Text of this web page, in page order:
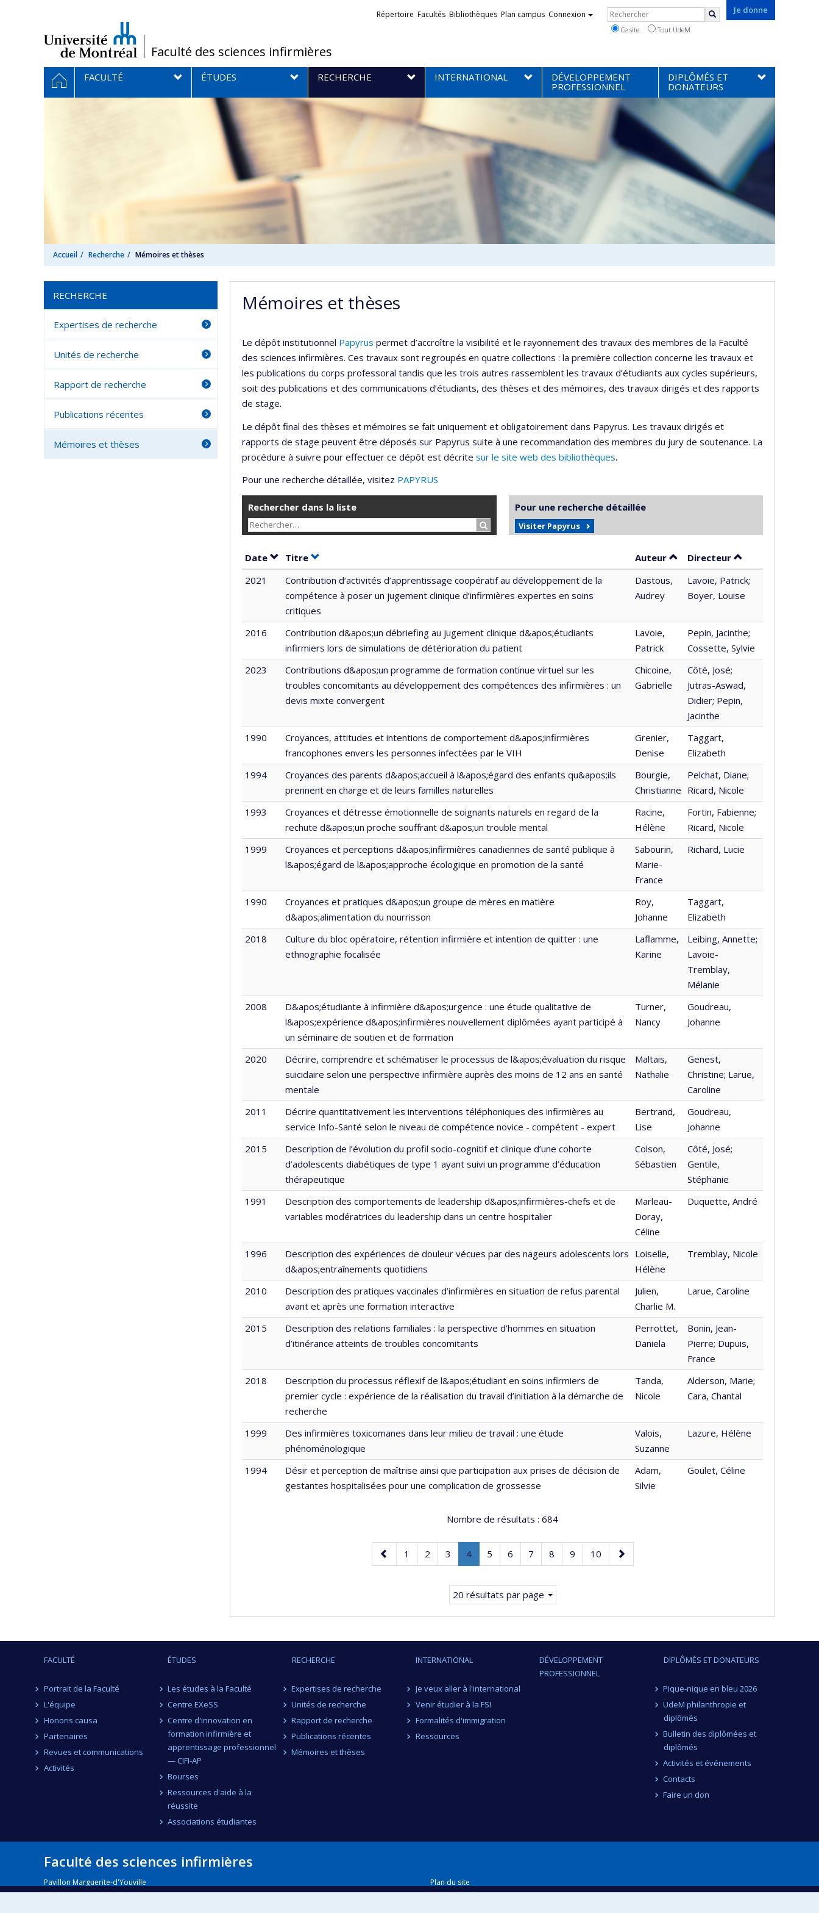
/Faculté des sciences infirmières
Je donne
Liens
Répertoire Facultés Bibliothèques Plan campus Connexion Rechercher
Ce site Tout UdeM
Navigation
principale
ACCUEIL
FACULTÉ ÉTUDES RECHERCHE INTERNATIONAL
DÉVELOPPEMENT
PROFESSIONNEL
DIPLÔMÉS ET
DONATEURS
Accueil Recherche Mémoires et thèses
Mémoires et thèses
Le dépôt institutionnel Papyrus permet d’accroître la visibilité et le rayonnement des travaux des membres de la Faculté
des sciences infirmières. Ces travaux sont regroupés en quatre collections : la première collection concerne les travaux et
les publications du corps professoral tandis que les trois autres rassemblent les travaux d’étudiants aux cycles supérieurs,
soit des publications et des communications d’étudiants, des thèses et des mémoires, des travaux dirigés et des rapports
de stage.
Le dépôt final des thèses et mémoires se fait uniquement et obligatoirement dans Papyrus. Les travaux dirigés et
rapports de stage peuvent être déposés sur Papyrus suite à une recommandation des membres du jury de soutenance. La
procédure à suivre pour effectuer ce dépôt est décrite sur le site web des bibliothèques.
Pour une recherche détaillée, visitez PAPYRUS
Rechercher dans la liste
Rechercher…
Pour une recherche détaillée
Visiter Papyrus
Date Trier par date en ordre croissant
Titre Trier par titre en ordre croissant Auteur Trier par auteur en ordre
Directeur par contributeur
2021
Contribution d’activités d’apprentissage coopératif au développement de la
compétence à poser un jugement clinique d’infirmières expertes en soins
critiques
Dastous,
Audrey
Lavoie, Patrick;
Boyer, Louise
2016
Contribution d&apos;un débriefing au jugement clinique d&apos;étudiants
infirmiers lors de simulations de détérioration du patient
Lavoie,
Patrick
Pepin, Jacinthe;
Cossette, Sylvie
2023
Contributions d&apos;un programme de formation continue virtuel sur les
troubles concomitants au développement des compétences des infirmières : un
devis mixte convergent
Chicoine,
Gabrielle
Côté, José;
Jutras-Aswad,
Didier; Pepin,
Jacinthe
1990
Croyances, attitudes et intentions de comportement d&apos;infirmières
francophones envers les personnes infectées par le VIH
Grenier,
Denise
Taggart,
Elizabeth
1994
Croyances des parents d&apos;accueil à l&apos;égard des enfants qu&apos;ils
prennent en charge et de leurs familles naturelles
Bourgie,
Christianne
Pelchat, Diane;
Ricard, Nicole
1993
Croyances et détresse émotionnelle de soignants naturels en regard de la
rechute d&apos;un proche souffrant d&apos;un trouble mental
Racine,
Hélène
Fortin, Fabienne;
Ricard, Nicole
1999
Croyances et perceptions d&apos;infirmières canadiennes de santé publique à
l&apos;égard de l&apos;approche écologique en promotion de la santé
Sabourin,
Marie-
France
Richard, Lucie
1990
Croyances et pratiques d&apos;un groupe de mères en matière
d&apos;alimentation du nourrisson
Roy,
Johanne
Taggart,
Elizabeth
2018
Culture du bloc opératoire, rétention infirmière et intention de quitter : une
ethnographie focalisée
Laflamme,
Karine
Leibing, Annette;
Lavoie-
Tremblay,
Mélanie
2008
D&apos;étudiante à infirmière d&apos;urgence : une étude qualitative de
l&apos;expérience d&apos;infirmières nouvellement diplômées ayant participé à
un séminaire de soutien et de formation
Turner,
Nancy
Goudreau,
Johanne
2020
Décrire, comprendre et schématiser le processus de l&apos;évaluation du risque
suicidaire selon une perspective infirmière auprès des moins de 12 ans en santé
mentale
Maltais,
Nathalie
Genest,
Christine; Larue,
Caroline
2011
Décrire quantitativement les interventions téléphoniques des infirmières au
service Info-Santé selon le niveau de compétence novice - compétent - expert
Bertrand,
Lise
Goudreau,
Johanne
2015
Description de l’évolution du profil socio-cognitif et clinique d’une cohorte
d’adolescents diabétiques de type 1 ayant suivi un programme d’éducation
thérapeutique
Colson,
Sébastien
Côté, José;
Gentile,
Stéphanie
1991
Description des comportements de leadership d&apos;infirmières-chefs et de
variables modératrices du leadership dans un centre hospitalier
Marleau-
Doray,
Céline
Duquette, André
1996
Description des expériences de douleur vécues par des nageurs adolescents lors
d&apos;entraînements quotidiens
Loiselle,
Hélène
Tremblay, Nicole
2010
Description des pratiques vaccinales d’infirmières en situation de refus parental
avant et après une formation interactive
Julien,
Charlie M.
Larue, Caroline
2015
Description des relations familiales : la perspective d’hommes en situation
d’itinérance atteints de troubles concomitants
Perrottet,
Daniela
Bonin, Jean-
Pierre; Dupuis,
France
2018
Description du processus réflexif de l&apos;étudiant en soins infirmiers de
premier cycle : expérience de la réalisation du travail d’initiation à la démarche de
recherche
Tanda,
Nicole
Alderson, Marie;
Cara, Chantal
1999
Des infirmières toxicomanes dans leur milieu de travail : une étude
phénoménologique
Valois,
Suzanne
Lazure, Hélène
1994
Désir et perception de maîtrise ainsi que participation aux prises de décision de
gestantes hospitalisées pour une complication de grossesse
Adam,
Silvie
Goulet, Céline
Nombre de résultats : 684
Page
précédente
Page
1 Page
2 Page
3 Page
4.
Page
courante.
Page
5 Page
6 Page
7 Page
8 Page
9 Page
10
Page
suivante
20 résultats par page
RECHERCHE
Expertises de recherche
Unités de recherche
Rapport de recherche
Publications récentes
Mémoires et thèses
FACULTÉ
Portrait de la Faculté
L'équipe
Honoris causa
Partenaires
Revues et communications
Activités
ÉTUDES
Les études à la Faculté
Centre EXeSS
Centre d'innovation en
formation infirmière et
apprentissage professionnel
— CIFI-AP
Bourses
Ressources d'aide à la
réussite
Associations étudiantes
RECHERCHE
Expertises de recherche
Unités de recherche
Rapport de recherche
Publications récentes
Mémoires et thèses
INTERNATIONAL
Je veux aller à l'international
Venir étudier à la FSI
Formalités d'immigration
Ressources
DÉVELOPPEMENT
PROFESSIONNEL
DIPLÔMÉS ET DONATEURS
Pique-nique en bleu 2026
UdeM philanthropie et
diplômés
Bulletin des diplômées et
diplômés
Activités et événements
Contacts
Faire un don
Faculté des sciences infirmières
Pavillon Marguerite-d'Youville
2375, chemin de la Côte-Sainte-Catherine
Plan du site